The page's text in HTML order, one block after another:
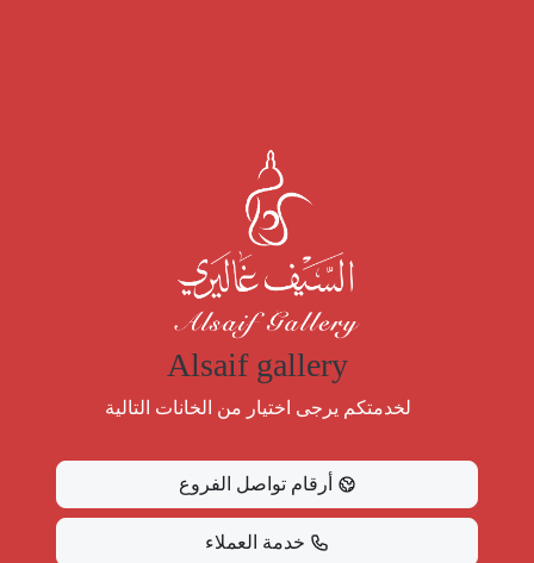
Alsaif gallery
لخدمتكم يرجى اختيار من الخانات التالية
أرقام تواصل الفروع
خدمة العملاء